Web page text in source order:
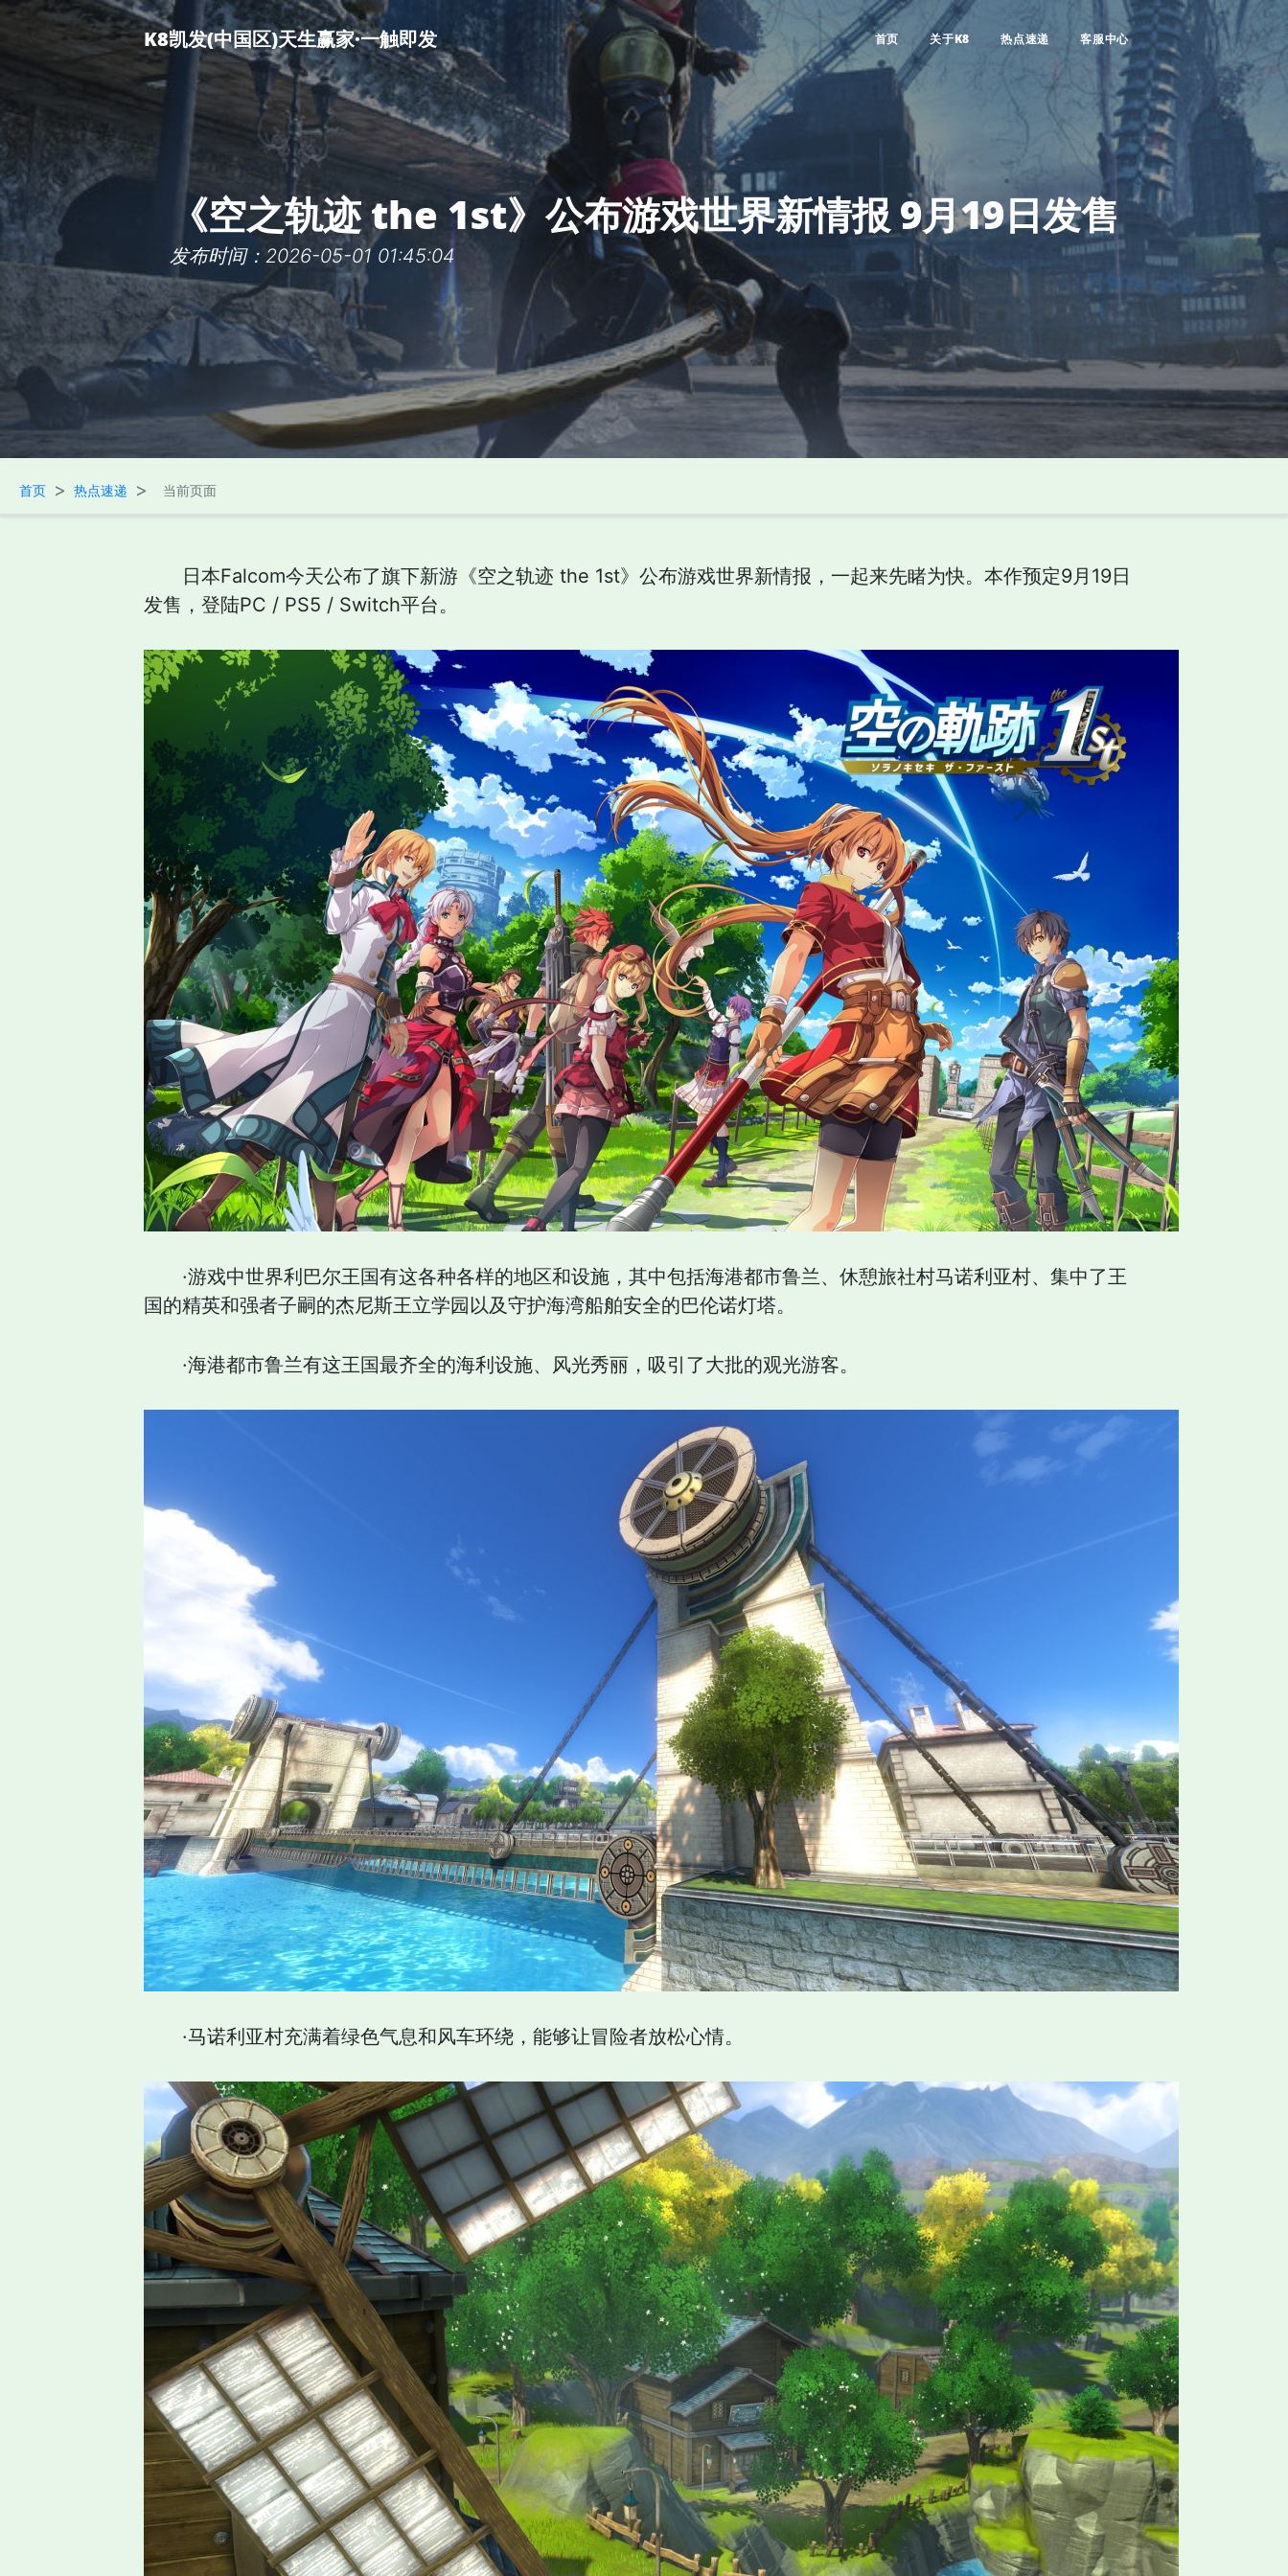
K8凯发(中国区)天生赢家·一触即发 首页 关于K8 热点速递 客服中心
《空之轨迹 the 1st》公布游戏世界新情报 9月19日发售
发布时间：2026-05-01 01:45:04
首页 > 热点速递 > 当前页面
日本Falcom今天公布了旗下新游《空之轨迹 the 1st》公布游戏世界新情报，一起来先睹为快。本作预定9月19日
发售，登陆PC / PS5 / Switch平台。
·游戏中世界利巴尔王国有这各种各样的地区和设施，其中包括海港都市鲁兰、休憩旅社村马诺利亚村、集中了王
国的精英和强者子嗣的杰尼斯王立学园以及守护海湾船舶安全的巴伦诺灯塔。
·海港都市鲁兰有这王国最齐全的海利设施、风光秀丽，吸引了大批的观光游客。
·马诺利亚村充满着绿色气息和风车环绕，能够让冒险者放松心情。